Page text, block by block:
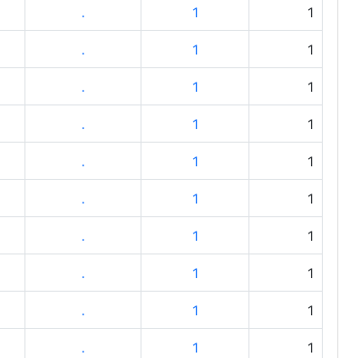
. 1
1
. 1
1
. 1
1
. 1
1
. 1
1
. 1
1
. 1
1
. 1
1
. 1
1
. 1
1